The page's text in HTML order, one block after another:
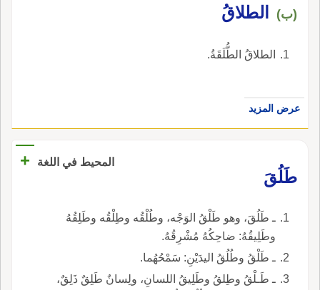
(ب) الطلاقُ
الطلاقُ الطُّلَقَةُ.
عرض المزيد
المحيط في اللغة
+
طَلُقَ
ـ طَلُقَ، وهو طَلْقُ الوَجْه، وطُلْقُه وطِلْقُه وطَلِقُهُ
وطَلِيقُهُ: ضاحِكُهُ مُشْرِقُهُ.
ـ طَلْقُ وطُلُقُ اليدَيْنِ: سَمْحُهُما.
ـ طَـلْقُ وطِلقُ وطَلِيقُ اللسانِ، ولِسانٌ طَلِقٌ ذَلِقٌ،